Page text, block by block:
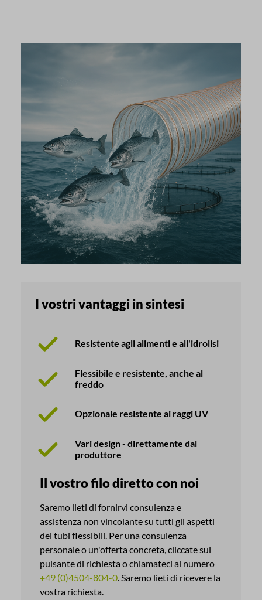
I vostri vantaggi in sintesi
Resistente agli alimenti e all'idrolisi
Flessibile e resistente, anche al
freddo
Opzionale resistente ai raggi UV
Vari design - direttamente dal
produttore
Il vostro filo diretto con noi
Saremo lieti di fornirvi consulenza e
assistenza non vincolante su tutti gli aspetti
dei tubi flessibili. Per una consulenza
personale o un'offerta concreta, cliccate sul
pulsante di richiesta o chiamateci al numero
+49 (0)4504-804-0 . Saremo lieti di ricevere la
vostra richiesta.